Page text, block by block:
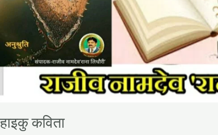
हाइकु कविता